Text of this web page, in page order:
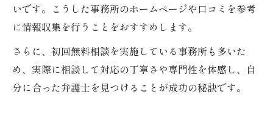
いです。こうした事務所のホームページや口コミを参考
に情報収集を行うことをおすすめします。
さらに、初回無料相談を実施している事務所も多いた
め、実際に相談して対応の丁寧さや専門性を体感し、自
分に合った弁護士を見つけることが成功の秘訣です。